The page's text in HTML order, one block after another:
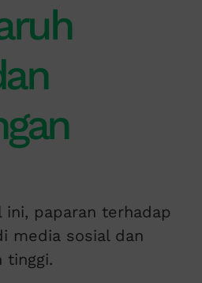
ini, paparan terhadap
media sosial dan
tinggi.